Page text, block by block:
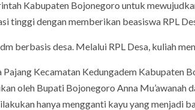
Kabupaten Bojonegoro untuk
tinggi dengan memberikan beasiswa RPL
berbasis desa. Melalui RPL Desa, kuliah
Pajang Kecamatan Kedungadem Kabupaten
oleh Bupati Bojonegoro Anna Mu’awanah
hanya mengganti kayu yang menjadi